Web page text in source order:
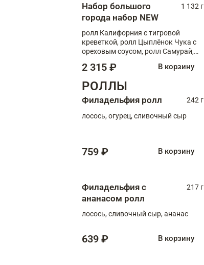
Набор большого
города набор NEW
1 132 г
ролл Калифорния с тигровой
креветкой, ролл Цыплёнок Чука с
ореховым соусом, ролл Самурай,
ролл с крабом
2 315 ₽ В корзину
РОЛЛЫ
Филадельфия ролл
242 г
лосось, огурец, сливочный сыр
759 ₽ В корзину
Филадельфия с
ананасом ролл
217 г
лосось, сливочный сыр, ананас
639 ₽ В корзину